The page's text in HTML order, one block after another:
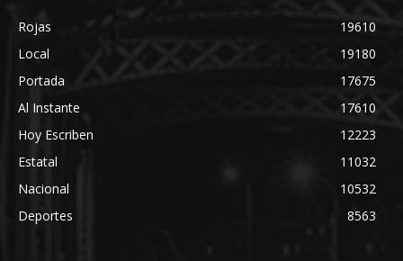
Rojas
19610
Local
19180
Portada
17675
Al Instante
17610
Hoy Escriben
12223
Estatal
11032
Nacional
10532
Deportes
8563